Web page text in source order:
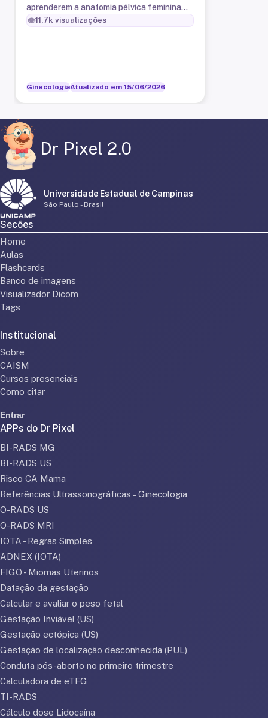
aprenderem a anatomia pélvica feminina
através de imagens diagnósticas.
👁️11,7k visualizações
GinecologiaAtualizado em 15/06/2026
Dr Pixel 2.0
Universidade Estadual de Campinas
São Paulo - Brasil
Secões
Home
Aulas
Flashcards
Banco de imagens
Visualizador Dicom
Tags
Institucional
Sobre
CAISM
Cursos presenciais
Como citar
Entrar
APPs do Dr Pixel
BI-RADS MG
BI-RADS US
Risco CA Mama
Referências Ultrassonográficas – Ginecologia
O-RADS US
O-RADS MRI
IOTA - Regras Simples
ADNEX (IOTA)
FIGO - Miomas Uterinos
Datação da gestação
Calcular e avaliar o peso fetal
Gestação Inviável (US)
Gestação ectópica (US)
Gestação de localização desconhecida (PUL)
Conduta pós-aborto no primeiro trimestre
Calculadora de eTFG
TI-RADS
Cálculo dose Lidocaína